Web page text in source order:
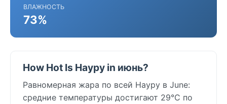
ВЛАЖНОСТЬ
73%
How Hot Is Науру in июнь?
Равномерная жара по всей Науру в June:
средние температуры достигают 29°C по